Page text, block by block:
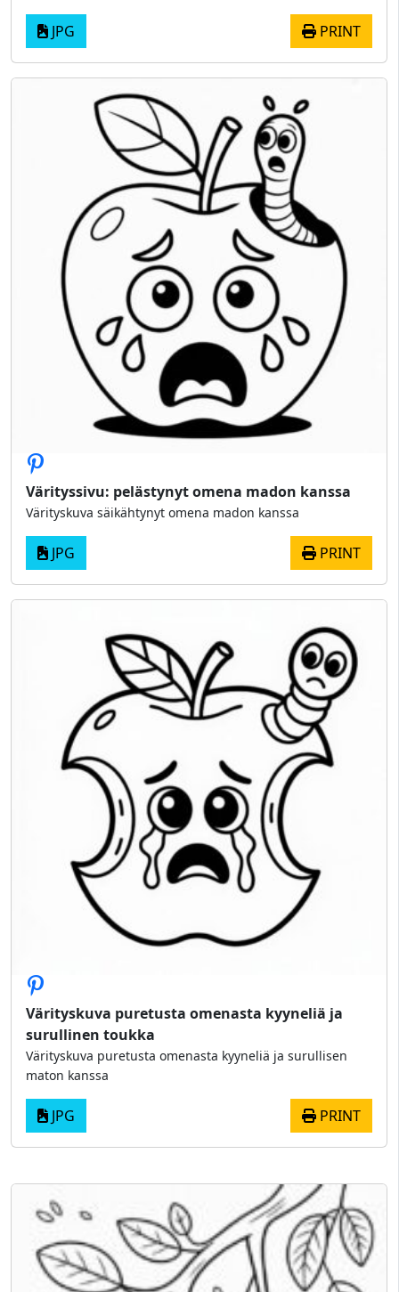
JPG PRINT
Värityssivu: pelästynyt omena madon kanssa
Värityskuva säikähtynyt omena madon kanssa
JPG PRINT
Värityskuva puretusta omenasta kyyneliä ja
surullinen toukka
Värityskuva puretusta omenasta kyyneliä ja surullisen
maton kanssa
JPG PRINT